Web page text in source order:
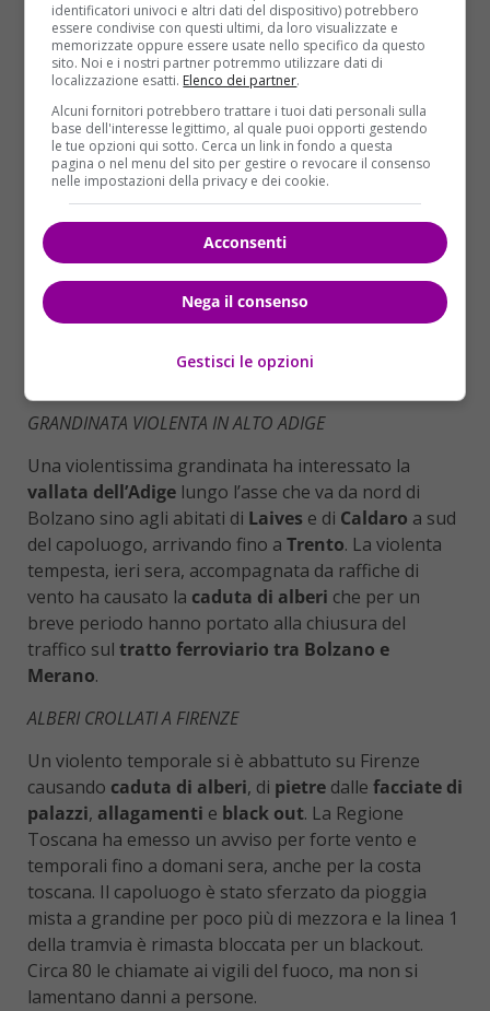
le zone diCavallino-Treporti ,Caorle,Jesolo e
Bibione.
GRANDINATA VIOLENTA IN ALTO ADIGE
Una violentissima grandinata ha interessato la
vallata dell’Adige lungo l’asse che va da nord di
Bolzano sino agli abitati di Laives e di Caldaro a sud
del capoluogo, arrivando fino a Trento. La violenta
tempesta, ieri sera, accompagnata da raffiche di
vento ha causato la caduta di alberi che per un
breve periodo hanno portato alla chiusura del
traffico sul tratto ferroviario tra Bolzano e
Merano.
ALBERI CROLLATI A FIRENZE
Un violento temporale si è abbattuto su Firenze
causando caduta di alberi, di pietre dalle facciate di
palazzi, allagamenti e black out. La Regione
Toscana ha emesso un avviso per forte vento e
temporali fino a domani sera, anche per la costa
toscana. Il capoluogo è stato sferzato da pioggia
mista a grandine per poco più di mezzora e la linea 1
della tramvia è rimasta bloccata per un blackout.
Circa 80 le chiamate ai vigili del fuoco, ma non si
lamentano danni a persone.
identificatori univoci e altri dati del dispositivo) potrebbero
essere condivise con questi ultimi, da loro visualizzate e
memorizzate oppure essere usate nello specifico da questo
sito. Noi e i nostri partner potremmo utilizzare dati di
localizzazione esatti. Elenco dei partner.
Alcuni fornitori potrebbero trattare i tuoi dati personali sulla
base dell'interesse legittimo, al quale puoi opporti gestendo
le tue opzioni qui sotto. Cerca un link in fondo a questa
pagina o nel menu del sito per gestire o revocare il consenso
nelle impostazioni della privacy e dei cookie.
Acconsenti
Nega il consenso
Gestisci le opzioni